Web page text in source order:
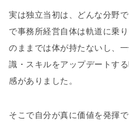
実は独立当初は、どんな分野
で事務所経営自体は軌道に乗
のままでは体が持たないし、
識・スキルをアップデートす
感がありました。
そこで自分が真に価値を発揮